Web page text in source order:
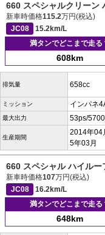
660 スペシャルクリーン
新車時価格115.2万円(税込)
JC08
15.2km/L
満タンでどこまで走る
608km
排気量 658cc
ミッション インパネ
最大出力 53ps/
生産期間
2014年04
5年03月
660 スペシャル ハイルー
新車時価格107万円(税込)
JC08
16.2km/L
満タンでどこまで走る
648km